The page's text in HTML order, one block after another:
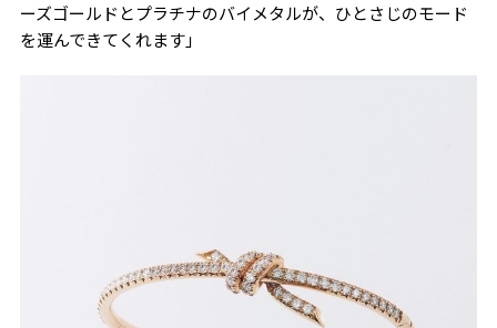
ーズゴールドとプラチナのバイメタルが、ひとさじのモード
を運んできてくれます」